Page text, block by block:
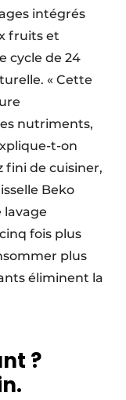
intégrés
fruits et
cycle de 24
« Cette
nutriments,
t-on
fini de cuisiner,
Beko
fois plus
plus
éliminent la
?